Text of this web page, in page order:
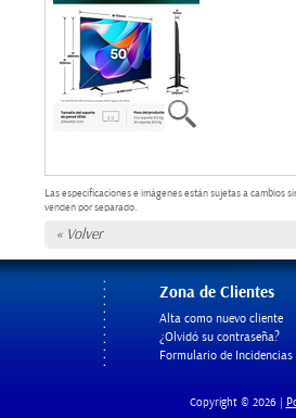
Las especificaciones e imágenes están sujetas a cambios
venden por separado.
« Volver
Zona de Clientes
Alta como nuevo cliente
¿Olvidó su contraseña?
Formulario de Incidencias
Copyright © 2026 |